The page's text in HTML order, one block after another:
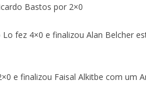
Bastos por 2×0
fez 4×0 e finalizou Alan Belcher
e finalizou Faisal Alkitbe com um